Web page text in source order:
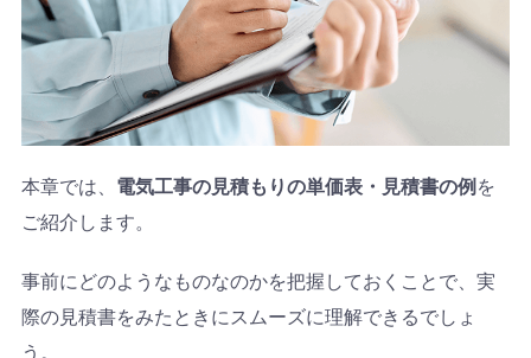
本章では、 電気工事の見積もりの単価表・見積書の例 を
ご紹介します。
事前にどのようなものなのかを把握しておくことで、実
際の見積書をみたときにスムーズに理解できるでしょ
う。